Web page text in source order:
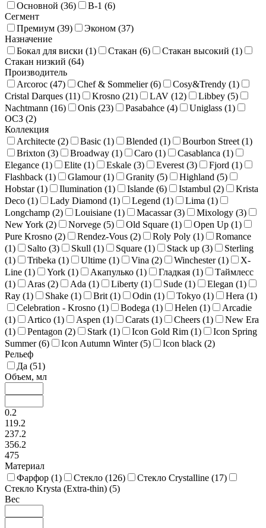
Основной (36) В-1 (6)
Сегмент
Премиум (39) Эконом (37)
Назначение
Бокал для виски (1) Стакан (6) Стакан высокий (1)
Стакан низкий (64)
Производитель
Arcoroc (47) Chef & Sommelier (6) Cosy&Trendy (1)
Cristal Darques (11) Krosno (21) LAV (12) Libbey (5)
Nachtmann (16) Onis (23) Pasabahce (4) Uniglass (1)
ОСЗ (2)
Коллекция
Architecte (2) Basic (1) Blended (1) Bourbon Street (1)
Brixton (3) Broadway (1) Caro (1) Casablanca (1)
Elegance (1) Elite (1) Eskale (3) Everest (3) Fjord (1)
Flashback (1) Glamour (1) Granity (5) Highland (5)
Hobstar (1) Ilumination (1) Islande (6) Istambul (2)
Krista
Deco (1) Lady Diamond (1) Legend (1) Lima (1)
Longchamp (2) Louisiane (1) Macassar (3) Mixology (3)
New York (2) Norvege (5) Old Square (1) Open Up (1)
Pure Krosno (2) Rendez-Vous (2) Roly Poly (1)
Romance
(1) Salto (3) Skull (1) Square (1) Stack up (3)
Sterling
(1) Tribeka (1) Ultime (1) Vina (2) Winchester (1)
X-
Line (1) York (1) Акапулько (1) Гладкая (1)
Таймлесс
(1) Aras (2) Ada (1) Liberty (1) Sude (1) Elegan (1)
Ray (1) Shake (1) Brit (1) Odin (1) Tokyo (1) Hera (1)
Celebration - Krosno (1) Bodega (1) Helen (1)
Arcadie
(1) Artico (1) Aspen (1) Carats (1) Cheers (1)
New Era
(1) Pentagon (2) Stark (1) Icon Gold Rim (1)
Icon Spring
Summer (6) Icon Autumn Winter (5) Icon black (2)
Рельеф
Да (51)
Объем, мл
0.2
119.2
237.2
356.2
475
Материал
Фарфор (1) Стекло (126) Стекло Crystalline (17)
Стекло Krysta (Extra-thin) (5)
Вес